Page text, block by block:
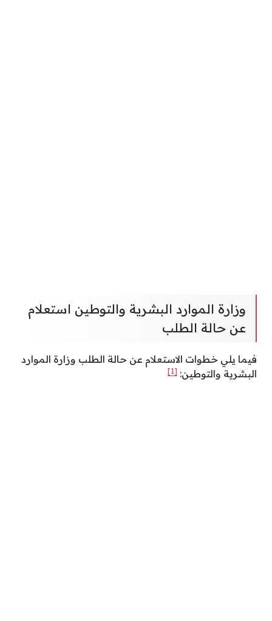
وزارة الموارد البشرية والتوطين استعلام
عن حالة الطلب
فيما يلي خطوات الاستعلام عن حالة الطلب وزارة الموارد
البشرية والتوطين: [1]